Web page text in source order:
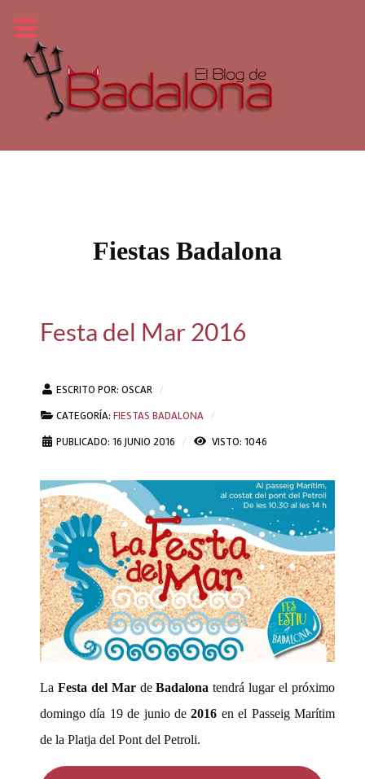
Fiestas Badalona
Festa del Mar 2016
ESCRITO POR: OSCAR
CATEGORÍA: FIESTAS BADALONA
PUBLICADO: 16 JUNIO 2016
VISTO: 1046
La Festa del MardeBadalona tendrá lugar el próximo
domingo día 19 de junio de2016 en el Passeig Marítim
de la Platja del Pont del Petroli.